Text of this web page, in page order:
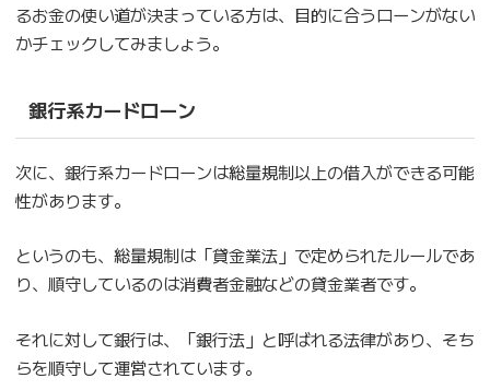
るお金の使い道が決まっている方は、目的に合うローンがない
かチェックしてみましょう。
銀行系カードローン
次に、銀行系カードローンは総量規制以上の借入ができる可能
性があります。
というのも、総量規制は「貸金業法」で定められたルールであ
り、順守しているのは消費者金融などの貸金業者です。
それに対して銀行は、「銀行法」と呼ばれる法律があり、そち
らを順守して運営されています。